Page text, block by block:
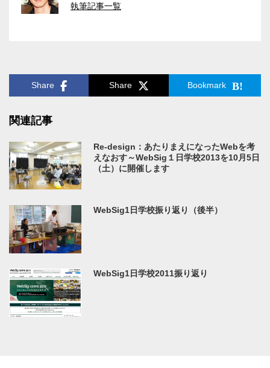
執筆記事一覧
Share Share Bookmark
関連記事
Re-design：あたりまえになったWebを考
えなおす～WebSig１日学校2013を10月5日
（土）に開催します
WebSig1日学校振り返り（後半）
WebSig1日学校2011振り返り